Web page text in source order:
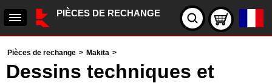
PIÈCES DE RECHANGE
Pièces de rechange > Makita >
Dessins techniques et